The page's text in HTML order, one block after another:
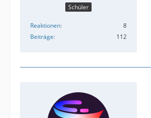
Schüler
Reaktionen
8
Beiträge
112